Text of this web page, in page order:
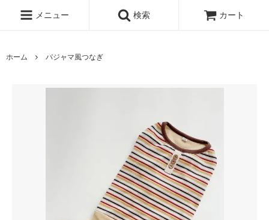
メニュー 検索 カート
ホーム パジャマ風つなぎ